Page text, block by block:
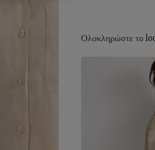
Ολοκληρώστε το